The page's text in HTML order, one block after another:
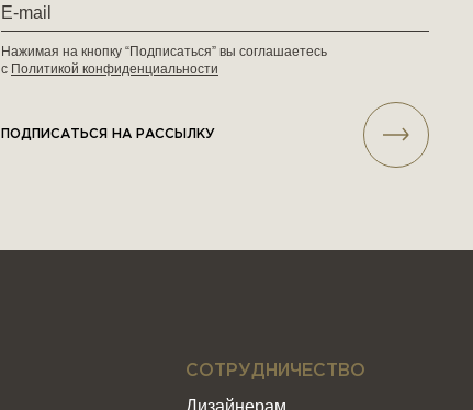
Нажимая на кнопку “Подписаться” вы соглашаетесь
с Политикой конфиденциальности
ПОДПИСАТЬСЯ НА РАССЫЛКУ
СОТРУДНИЧЕСТВО
Дизайнерам